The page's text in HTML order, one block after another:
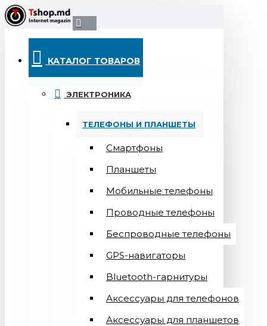
КАТАЛОГ ТОВАРОВ
ЭЛЕКТРОНИКА
ТЕЛЕФОНЫ И ПЛАНШЕТЫ
Смартфоны
Планшеты
Мобильные телефоны
Проводные телефоны
Беспроводные телефоны
GPS-навигаторы
Bluetooth-гарнитуры
Аксессуары для телефонов
Аксессуары для планшетов